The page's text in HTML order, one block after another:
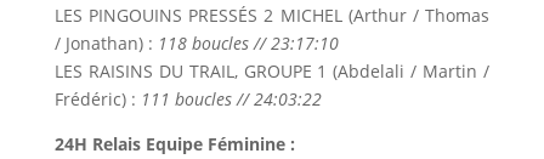
LES PINGOUINS PRESSÉS 2 MICHEL (Arthur / Thomas
/ Jonathan) : 118 boucles // 23:17:10
LES RAISINS DU TRAIL, GROUPE 1 (Abdelali / Martin /
Frédéric) : 111 boucles // 24:03:22
24H Relais Equipe Féminine :